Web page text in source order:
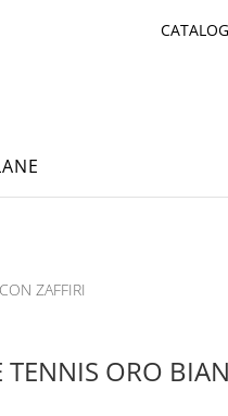
ZAFFIRI
TENNIS ORO